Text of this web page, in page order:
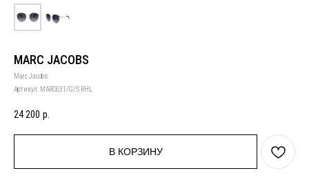
MARC JACOBS
Marc Jacobs
Артикул: MARC631/G/S RHL
24 200 р.
В КОРЗИНУ